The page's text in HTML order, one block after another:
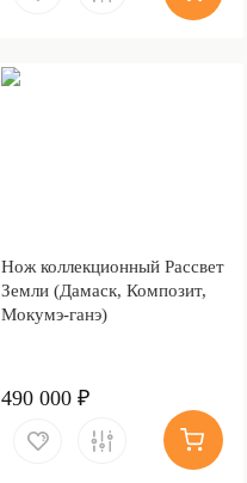
Нож коллекционный Рассвет
Земли (Дамаск, Композит,
Мокумэ-ганэ)
490 000 ₽